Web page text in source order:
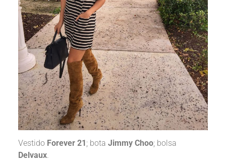
Vestido Forever 21 ; bota Jimmy Choo; bolsa
Delvaux.